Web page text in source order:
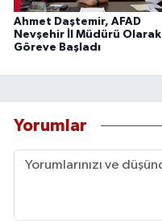
Ahmet Daştemir, AFAD
Nevşehir İl Müdürü Olarak
Göreve Başladı
Yorumlar